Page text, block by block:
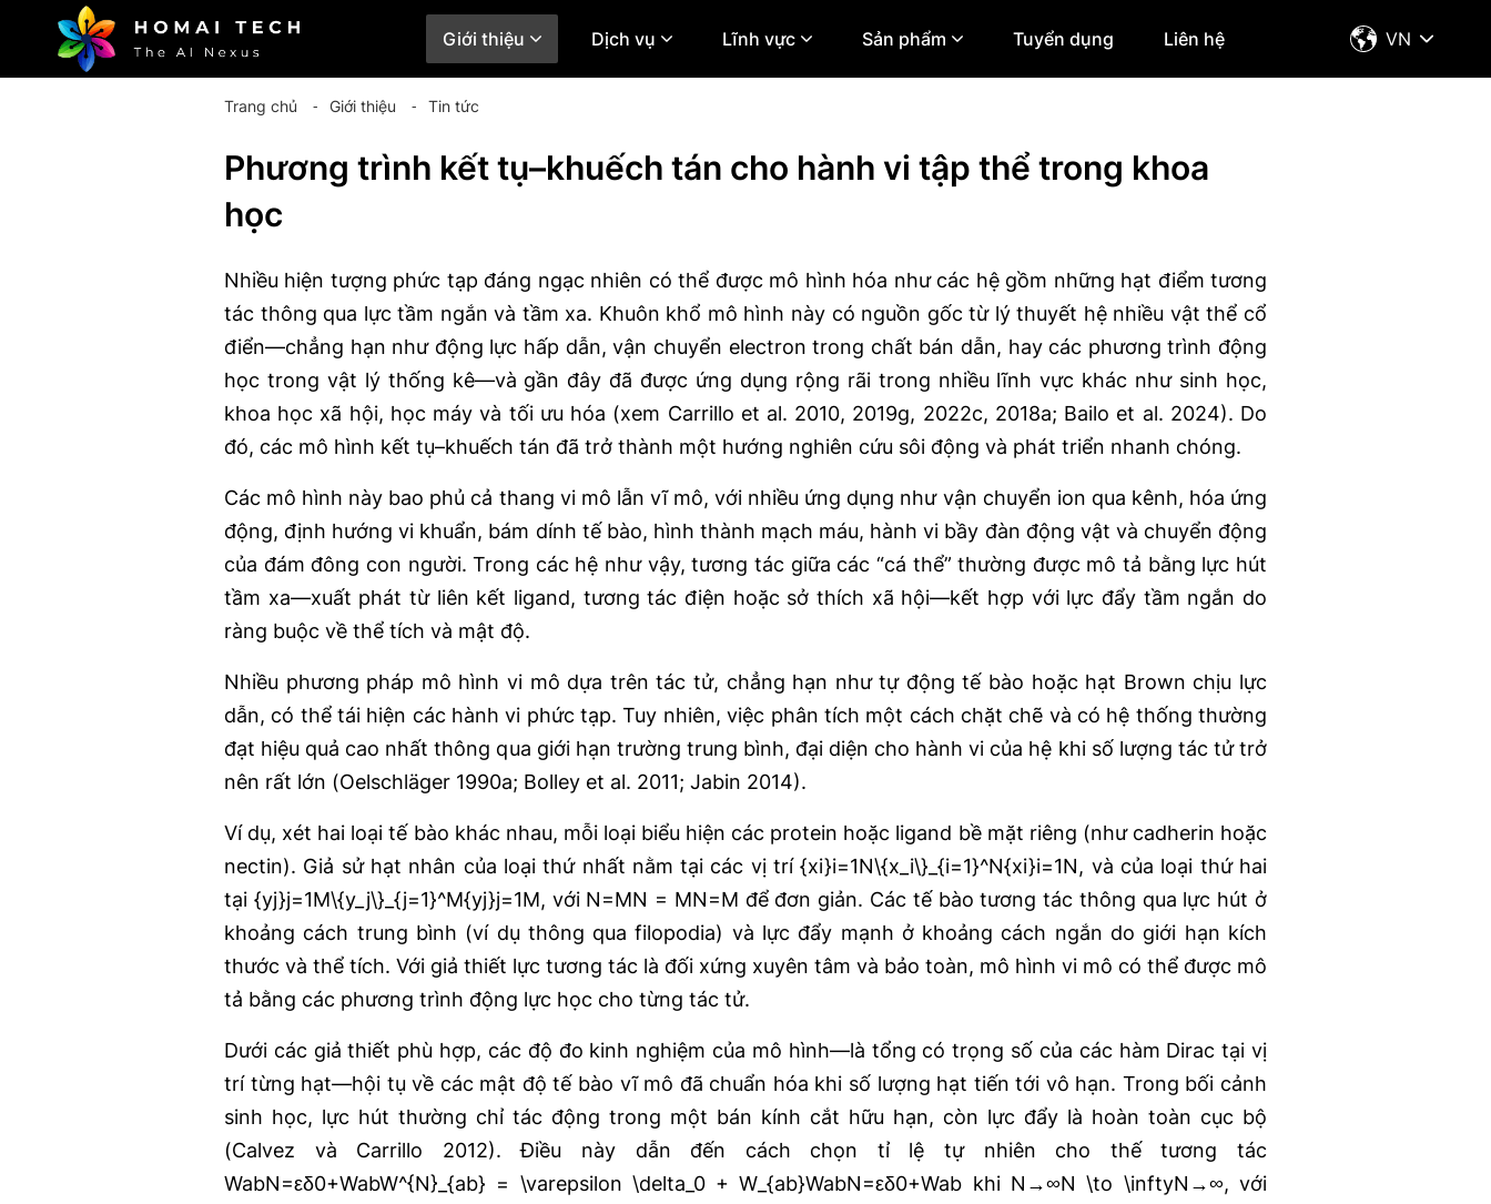
VN
Giới thiệu Dịch vụ Lĩnh vực Sản phẩm Tuyển dụng Liên hệ
Trang chủ ⁃ Giới thiệu ⁃ Tin tức
Phương trình kết tụ–khuếch tán cho hành vi tập thể trong khoa
học
Nhiều hiện tượng phức tạp đáng ngạc nhiên có thể được mô hình hóa như các hệ gồm những hạt điểm tương
tác thông qua lực tầm ngắn và tầm xa. Khuôn khổ mô hình này có nguồn gốc từ lý thuyết hệ nhiều vật thể cổ
điển—chẳng hạn như động lực hấp dẫn, vận chuyển electron trong chất bán dẫn, hay các phương trình động
học trong vật lý thống kê—và gần đây đã được ứng dụng rộng rãi trong nhiều lĩnh vực khác như sinh học,
khoa học xã hội, học máy và tối ưu hóa (xem Carrillo et al. 2010, 2019g, 2022c, 2018a; Bailo et al. 2024). Do
đó, các mô hình kết tụ–khuếch tán đã trở thành một hướng nghiên cứu sôi động và phát triển nhanh chóng.
Các mô hình này bao phủ cả thang vi mô lẫn vĩ mô, với nhiều ứng dụng như vận chuyển ion qua kênh, hóa ứng
động, định hướng vi khuẩn, bám dính tế bào, hình thành mạch máu, hành vi bầy đàn động vật và chuyển động
của đám đông con người. Trong các hệ như vậy, tương tác giữa các “cá thể” thường được mô tả bằng lực hút
tầm xa—xuất phát từ liên kết ligand, tương tác điện hoặc sở thích xã hội—kết hợp với lực đẩy tầm ngắn do
ràng buộc về thể tích và mật độ.
Nhiều phương pháp mô hình vi mô dựa trên tác tử, chẳng hạn như tự động tế bào hoặc hạt Brown chịu lực
dẫn, có thể tái hiện các hành vi phức tạp. Tuy nhiên, việc phân tích một cách chặt chẽ và có hệ thống thường
đạt hiệu quả cao nhất thông qua giới hạn trường trung bình, đại diện cho hành vi của hệ khi số lượng tác tử trở
nên rất lớn (Oelschläger 1990a; Bolley et al. 2011; Jabin 2014).
Ví dụ, xét hai loại tế bào khác nhau, mỗi loại biểu hiện các protein hoặc ligand bề mặt riêng (như cadherin hoặc
nectin). Giả sử hạt nhân của loại thứ nhất nằm tại các vị trí {xi}i=1N\{x_i\}_{i=1}^N{xi​}i=1N​, và của loại thứ hai
tại {yj}j=1M\{y_j\}_{j=1}^M{yj​}j=1M​, với N=MN = MN=M để đơn giản. Các tế bào tương tác thông qua lực hút ở
khoảng cách trung bình (ví dụ thông qua filopodia) và lực đẩy mạnh ở khoảng cách ngắn do giới hạn kích
thước và thể tích. Với giả thiết lực tương tác là đối xứng xuyên tâm và bảo toàn, mô hình vi mô có thể được mô
tả bằng các phương trình động lực học cho từng tác tử.
Dưới các giả thiết phù hợp, các độ đo kinh nghiệm của mô hình—là tổng có trọng số của các hàm Dirac tại vị
trí từng hạt—hội tụ về các mật độ tế bào vĩ mô đã chuẩn hóa khi số lượng hạt tiến tới vô hạn. Trong bối cảnh
sinh học, lực hút thường chỉ tác động trong một bán kính cắt hữu hạn, còn lực đẩy là hoàn toàn cục bộ
(Calvez và Carrillo 2012). Điều này dẫn đến cách chọn tỉ lệ tự nhiên cho thế tương tác
WabN=εδ0+WabW^{N}_{ab} = \varepsilon \delta_0 + W_{ab}WabN​=εδ0​+Wab​ khi N→∞N \to \inftyN→∞, với